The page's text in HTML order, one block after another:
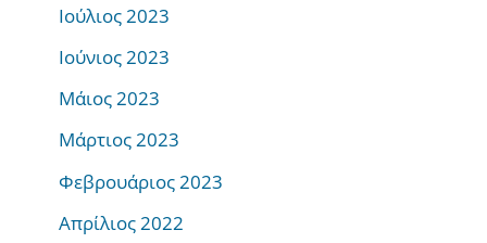
Ιούλιος 2023
Ιούνιος 2023
Μάιος 2023
Μάρτιος 2023
Φεβρουάριος 2023
Απρίλιος 2022